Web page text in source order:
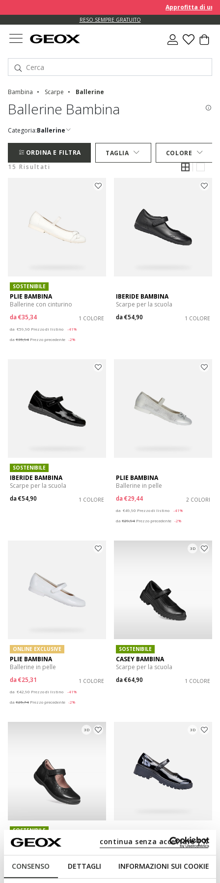
CONSENSO DETTAGLI INFORMAZIONI SUI COOKIE
continua senza accettare | X
Approfitta di un
RESO SEMPRE GRATUITO
Bambina Scarpe Ballerine
Ballerine Bambina
Categoria:Ballerine
ORDINA E FILTRA TAGLIA
COLORE
15 Risultati
SOSTENIBILE
PLIE BAMBINA
Ballerine con cinturino
da €35,34 1 COLORE
da €59,90 Prezzo di listino
-41%
da €35,94 Prezzo precedente -2%
IBERIDE BAMBINA
Scarpe per la scuola
da€54,90 1 COLORE
SOSTENIBILE
IBERIDE BAMBINA
Scarpe per la scuola
da€54,90 1 COLORE
PLIE BAMBINA
Ballerine in pelle
da €29,44 2 COLORI
da €49,90 Prezzo di listino
-41%
da €29,94 Prezzo precedente -2%
ONLINE EXCLUSIVE
PLIE BAMBINA
Ballerine in pelle
da €25,31 1 COLORE
da €42,90 Prezzo di listino
-41%
da €25,74 Prezzo precedente -2%
3D
SOSTENIBILE
CASEY BAMBINA
Scarpe per la scuola
da€64,90 1 COLORE
3D
SOSTENIBILE
NAIMARA BAMBINA
Scarpe per la scuola
1 COLORE
3D
CASEY BAMBINA
Scarpe per la scuola
1 COLORE